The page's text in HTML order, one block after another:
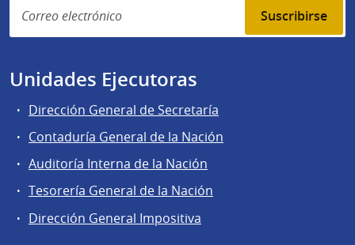
Suscribirse
Unidades Ejecutoras
Dirección General de Secretaría
Contaduría General de la Nación
Auditoría Interna de la Nación
Tesorería General de la Nación
Dirección General Impositiva